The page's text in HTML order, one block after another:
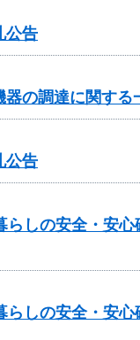
公告
の調達に関する
公告
しの安全・安心
しの安全・安